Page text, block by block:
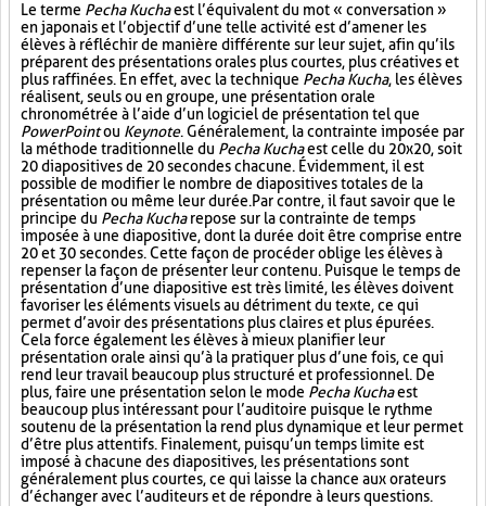
Le terme Pecha Kuchaest l’équivalent du mot « conversation »
en japonais et l’objectif d’une telle activité est d’amener les
élèves à réfléchir de manière différente sur leur sujet, afin qu’ils
préparent des présentations orales plus courtes, plus créatives et
plus raffinées. En effet, avec la technique Pecha Kucha, les élèves
réalisent, seuls ou en groupe, une présentation orale
chronométrée à l’aide d’un logiciel de présentation tel que
PowerPointou Keynote. Généralement, la contrainte imposée par
la méthode traditionnelle du Pecha Kuchaest celle du 20x20, soit
20 diapositives de 20 secondes chacune. Évidemment, il est
possible de modifier le nombre de diapositives totales de la
présentation ou même leur durée. Par contre, il faut savoir que le
principe du Pecha Kucharepose sur la contrainte de temps
imposée à une diapositive, dont la durée doit être comprise entre
20 et 30 secondes. Cette façon de procéder oblige les élèves à
repenser la façon de présenter leur contenu. Puisque le temps de
présentation d’une diapositive est très limité, les élèves doivent
favoriser les éléments visuels au détriment du texte, ce qui
permet d’avoir des présentations plus claires et plus épurées.
Cela force également les élèves à mieux planifier leur
présentation orale ainsi qu’à la pratiquer plus d’une fois, ce qui
rend leur travail beaucoup plus structuré et professionnel. De
plus, faire une présentation selon le mode Pecha Kuchaest
beaucoup plus intéressant pour l’auditoire puisque le rythme
soutenu de la présentation la rend plus dynamique et leur permet
d’être plus attentifs. Finalement, puisqu’un temps limite est
imposé à chacune des diapositives, les présentations sont
généralement plus courtes, ce qui laisse la chance aux orateurs
d’échanger avec l’auditeurs et de répondre à leurs questions.